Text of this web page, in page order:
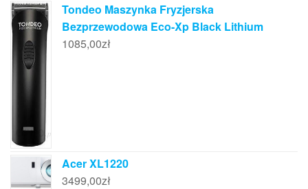
Tondeo Maszynka Fryzjerska
Bezprzewodowa Eco-Xp Black Lithium
1085,00zł
Acer XL1220
3499,00zł